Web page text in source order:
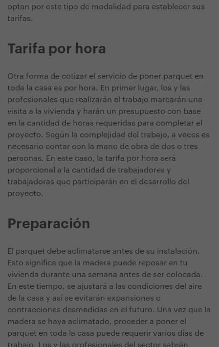
optan por este tipo de modalidad para establecer sus
tarifas.
Tarifa por hora
Otra forma de cotizar el servicio de poner parquet en
toda la casa es por hora. En primer lugar, los y las
profesionales que realizarán el trabajo marcarán una
visita a la vivienda y harán un presupuesto con base
en la cantidad de horas requeridas para completar el
proyecto. Según la complejidad del trabajo, a veces es
necesario contar con la mano de obra de dos o tres
personas. En este caso, la tarifa por hora será
proporcional a la cantidad de trabajadores y
trabajadoras que participarán en el desarrollo del
proyecto.
Preparación
El parquet debe aclimatarse antes de su instalación.
Esto significa que la madera puede reposar en tu
vivienda durante una semana antes de ser colocada.
En este tiempo, se ajustará a las condiciones del aire
de la casa y así se evitarán expansiones o
contracciones desmedidas en el futuro. Una vez que la
madera se haya aclimatado, proceder a poner el
parquet en toda la casa puede requerir varios días de
trabajo. Los y las profesionales del sector sabrán